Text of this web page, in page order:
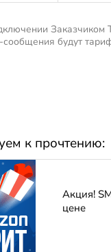
сообщения будут
к прочтению:
Акция!
цене